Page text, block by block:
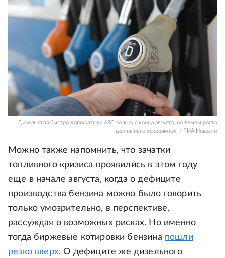
Дизель стал быстро дорожать на АЗС только с конца августа, но темпы роста
цен на него ускоряются. / РИА Новости
Можно также напомнить, что зачатки
топливного кризиса проявились в этом году
еще в начале августа, когда о дефиците
производства бензина можно было говорить
только умозрительно, в перспективе,
рассуждая о возможных рисках. Но именно
тогда биржевые котировки бензина пошли
резко вверх. О дефиците же дизельного